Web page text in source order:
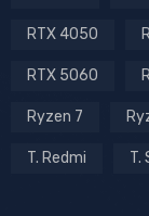
RTX 4050
RTX 5060
Ryzen 7
T. Redmi T.